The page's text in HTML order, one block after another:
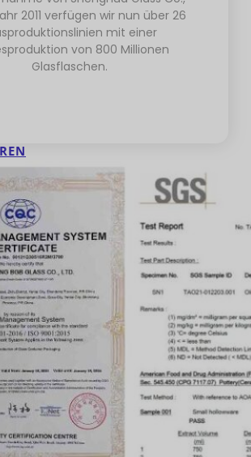
2011 verfügen wir nun über 26
mit einer
von 800 Millionen
Glasflaschen.